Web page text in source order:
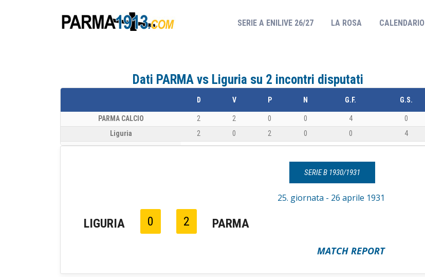
SERIE A ENILIVE 26/27(CURRENT)
LA ROSA CALENDARIO
Dati PARMA vs Liguria su 2 incontri disputati
D V P N G.F. G.S.
PARMA CALCIO 2 2 0 0 4
0
Liguria
2 0 2 0 0 4
SERIE B 1930/1931
25. giornata - 26 aprile 1931
LIGURIA 0 2 PARMA
MATCH REPORT